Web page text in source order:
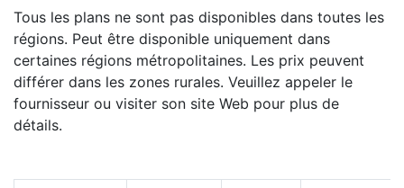
Tous les plans ne sont pas disponibles dans toutes les
régions. Peut être disponible uniquement dans
certaines régions métropolitaines. Les prix peuvent
différer dans les zones rurales. Veuillez appeler le
fournisseur ou visiter son site Web pour plus de
détails.